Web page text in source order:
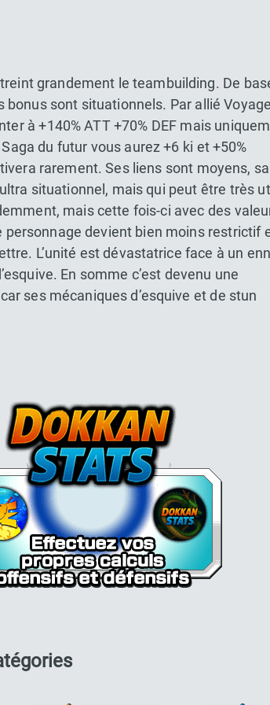
grandement le teambuilding. De
bonus sont situationnels. Par allié
à +140% ATT +70% DEF mais
du futur vous aurez +6 ki et +50%
rarement. Ses liens sont moyens,
situationnel, mais qui peut être très
mais cette fois-ci avec des
personnage devient bien moins restrictif
L’unité est dévastatrice face à un
En somme c’est devenu une
ses mécaniques d’esquive et de stun
x Dragon Ball Z Dokkan battle France
pour Trunks (jeune)